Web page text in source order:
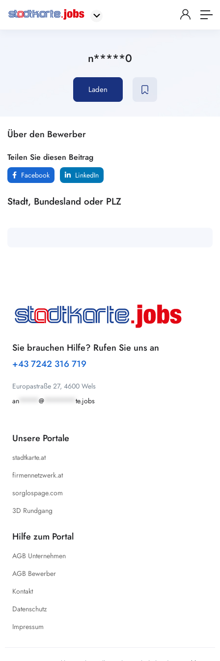
n*****0
Laden
Über den Bewerber
Teilen Sie diesen Beitrag
Facebook LinkedIn
Stadt, Bundesland oder PLZ
Sie brauchen Hilfe? Rufen Sie uns an
+43 7242 316 719
Europastraße 27, 4600 Wels
an
@ te.jobs
Unsere Portale
stadtkarte.at
firmennetzwerk.at
sorglospage.com
3D Rundgang
Hilfe zum Portal
AGB Unternehmen
AGB Bewerber
Kontakt
Datenschutz
Impressum